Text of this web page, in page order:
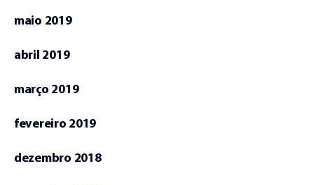
maio 2019
abril 2019
março 2019
fevereiro 2019
dezembro 2018